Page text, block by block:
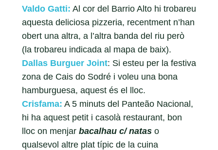
Valdo Gatti: Al cor del Barrio Alto hi trobareu
aquesta deliciosa pizzeria, recentment n’han
obert una altra, a l’altra banda del riu però
(la trobareu indicada al mapa de baix).
Dallas Burguer Joint: Si esteu per la festiva
zona de Cais do Sodré i voleu una bona
hamburguesa, aquest és el lloc.
Crisfama: A 5 minuts del Panteão Nacional,
hi ha aquest petit i casolà restaurant, bon
lloc on menjarbacalhau c/ natas o
qualsevol altre plat típic de la cuina